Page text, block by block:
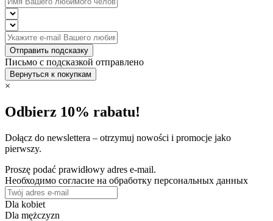
Отправить подсказку
Письмо с подсказкой отправлено
Вернуться к покупкам
×
Odbierz 10% rabatu!
Dołącz do newslettera – otrzymuj nowości i promocje jako
pierwszy.
Proszę podać prawidłowy adres e-mail.
Необходимо согласие на обработку персональных данных
Dla kobiet
Dla mężczyzn